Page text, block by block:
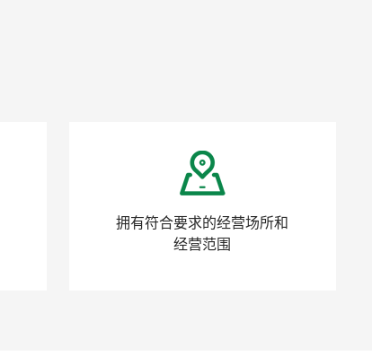
拥有符合要求的经营场所和
经营范围